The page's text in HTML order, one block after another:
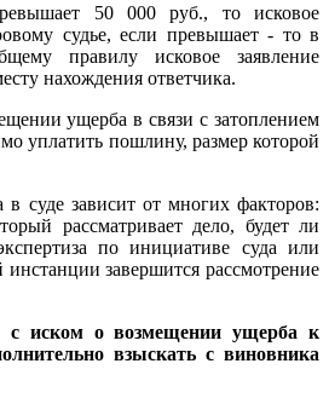
50 000 руб., то исковое
судье, если превышает - то в
правилу исковое заявление
нахождения ответчика.
ущерба в связи с затоплением
уплатить пошлину, размер которой
в суде зависит от многих факторов:
рассматривает дело, будет ли
по инициативе суда или
завершится рассмотрение
иском о возмещении ущерба к
взыскать с виновника